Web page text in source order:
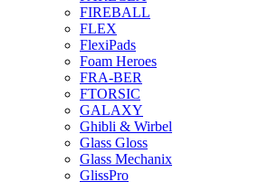
FIREBALL
FLEX
FlexiPads
Foam Heroes
FRA-BER
FTORSIC
GALAXY
Ghibli & Wirbel
Glass Gloss
Glass Mechanix
GlissPro